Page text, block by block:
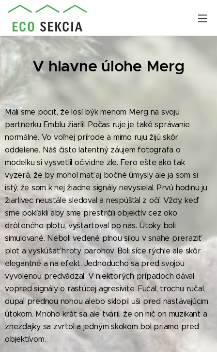
V hlavne úlohe Merg
Mali sme pocit, že losí býk menom Merg na svoju
partnerku Emblu žiarlil. Počas ruje je také správanie
normálne. Vo voľnej prírode a mimo ruju žijú skôr
oddelene. Náš čisto latentný záujem fotografa o
modelku si vysvetlil očividne zle. Fero ešte ako tak
vyzerá, že by mohol mať aj bočné úmysly ale ja som si
istý, že som k nej žiadne signály nevysielal. Prvú hodinu ju
žiarlivec neustále sledoval a nespúšťal z očí. Vždy, keď
sme pokľakli aby sme prestrčili objektív cez oko
drôteného plotu, vyštartoval po nás. Útoky boli
simulované. Neboli vedené plnou silou v snahe preraziť
plot a vyskúšať hroty parohov. Boli síce rýchle ale skôr
elegantné a na efekt. Jednoducho sa pred svojou
vyvolenou predvádzal. V niektorých prípadoch dával
vopred signály o rastúcej agresivite. Fučal, trochu ručal,
dupal prednou nohou alebo sklopil uši pred nastávajúcim
útokom. Mnoho krát sa ale tváril, že on nič on muzikant a
znezdajky sa zvrtol a jedným skokom bol priamo pred
objektívom.